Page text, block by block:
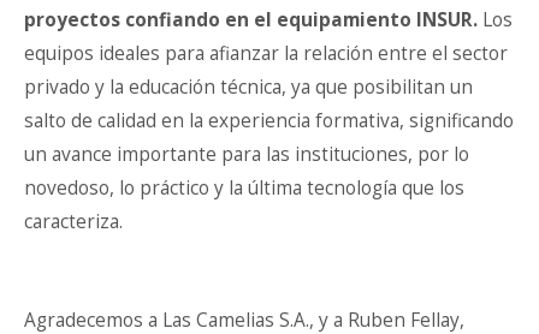
proyectos confiando en el equipamiento INSUR. Los
equipos ideales para afianzar la relación entre el sector
privado y la educación técnica, ya que posibilitan un
salto de calidad en la experiencia formativa, significando
un avance importante para las instituciones, por lo
novedoso, lo práctico y la última tecnología que los
caracteriza.
Agradecemos a Las Camelias S.A., y a Ruben Fellay,